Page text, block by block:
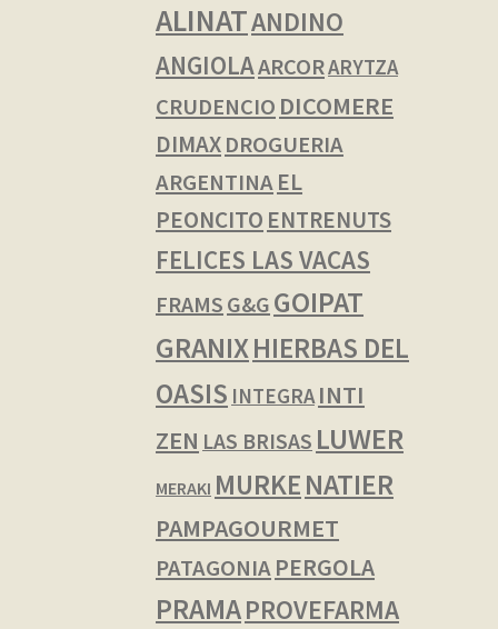
ALINATANDINO
ANGIOLAARCORARYTZA
CRUDENCIO DICOMERE
DIMAXDROGUERIA
ARGENTINAEL
PEONCITO ENTRENUTS
FELICES LAS VACAS
FRAMS G&G GOIPAT
GRANIXHIERBAS DEL
OASIS INTEGRA INTI
ZEN LAS BRISAS LUWER
MERAKI MURKENATIER
PAMPAGOURMET
PATAGONIAPERGOLA
PRAMAPROVEFARMA